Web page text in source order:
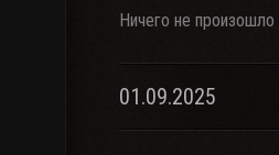
Ничего не произошло
01.09.2025